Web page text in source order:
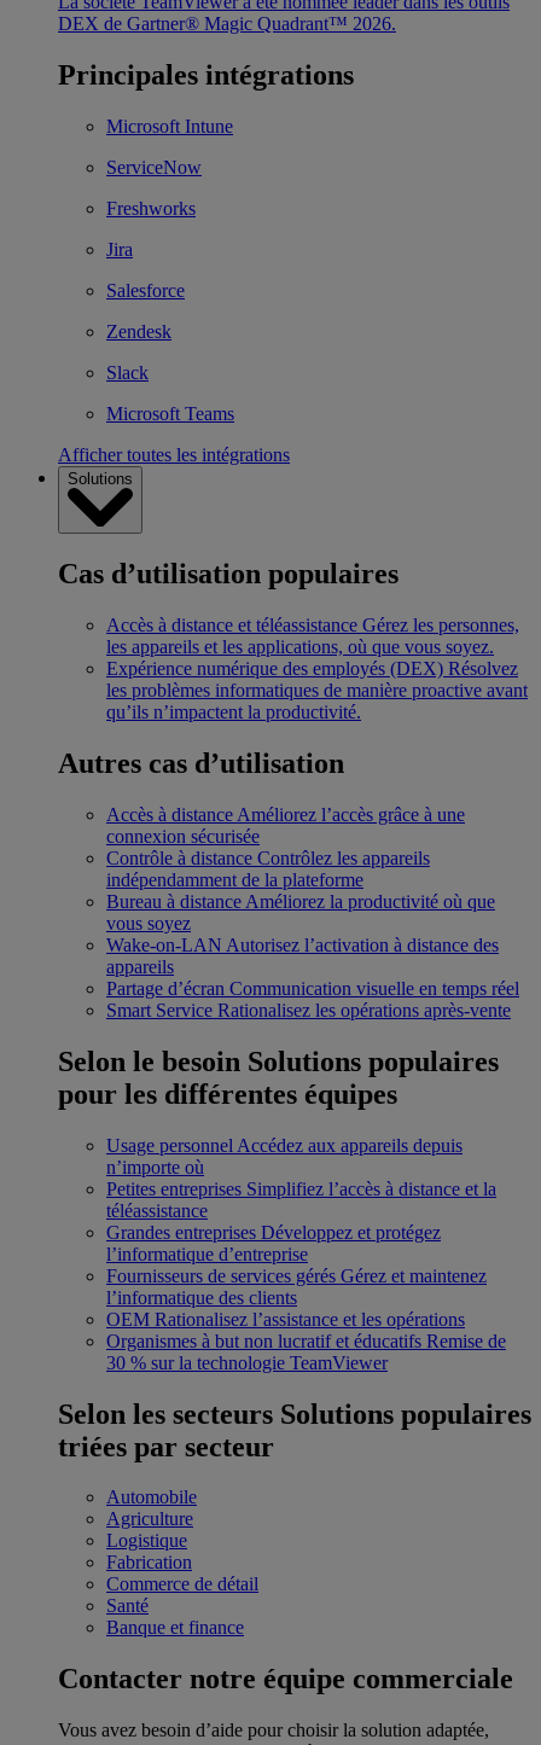
DEX de Gartner® Magic Quadrant™ 2026.
Principales intégrations
Microsoft Intune
ServiceNow
Freshworks
Jira
Salesforce
Zendesk
Slack
Microsoft Teams
Afficher toutes les intégrations
Solutions
Cas d’utilisation populaires
Accès à distance et téléassistance Gérez les personnes,
les appareils et les applications, où que vous soyez.
Expérience numérique des employés (DEX) Résolvez
les problèmes informatiques de manière proactive avant
qu’ils n’impactent la productivité.
Autres cas d’utilisation
Accès à distance Améliorez l’accès grâce à une
connexion sécurisée
Contrôle à distance Contrôlez les appareils
indépendamment de la plateforme
Bureau à distance Améliorez la productivité où que
vous soyez
Wake-on-LAN Autorisez l’activation à distance des
appareils
Partage d’écran Communication visuelle en temps réel
Smart Service Rationalisez les opérations après-vente
Selon le besoin Solutions populaires
pour les différentes équipes
Usage personnel Accédez aux appareils depuis
n’importe où
Petites entreprises Simplifiez l’accès à distance et la
téléassistance
Grandes entreprises Développez et protégez
l’informatique d’entreprise
Fournisseurs de services gérés Gérez et maintenez
l’informatique des clients
OEM Rationalisez l’assistance et les opérations
Organismes à but non lucratif et éducatifs Remise de
30 % sur la technologie TeamViewer
Selon les secteurs Solutions populaires
triées par secteur
Automobile
Agriculture
Logistique
Fabrication
Commerce de détail
Santé
Banque et finance
Contacter notre équipe commerciale
Vous avez besoin d’aide pour choisir la solution adaptée,